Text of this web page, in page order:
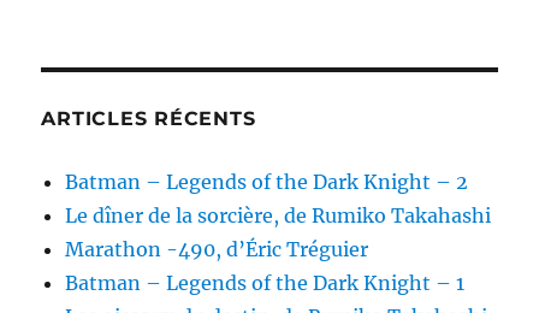
ARTICLES RÉCENTS
Batman – Legends of the Dark Knight – 2
Le dîner de la sorcière, de Rumiko Takahashi
Marathon -490, d’Éric Tréguier
Batman – Legends of the Dark Knight – 1